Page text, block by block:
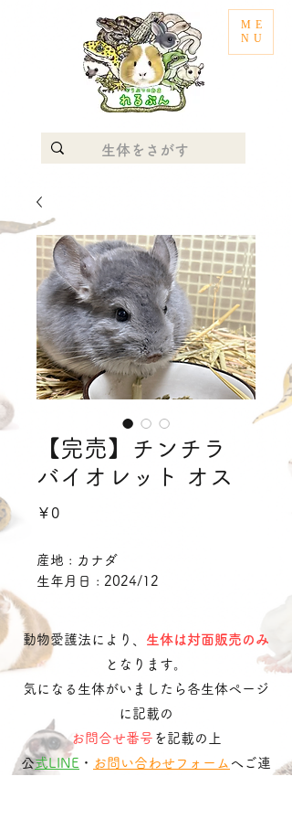
ME
NU
【完売】チンチラ
バイオレット オス
￥0価
産地 : カナダ
生年月日 : 2024/12
動物愛護法により、 生体は対面販売のみ
となります。
気になる生体がいましたら各生体ページ
に記載の
お問合せ番号 を記載の上
​公式LINE ・ お問い合わせフォーム へご連